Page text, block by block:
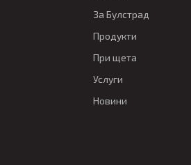
За Булстрад
Продукти
При щета
Услуги
Новини